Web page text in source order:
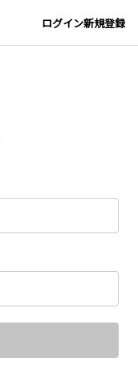
ログイン新規登録